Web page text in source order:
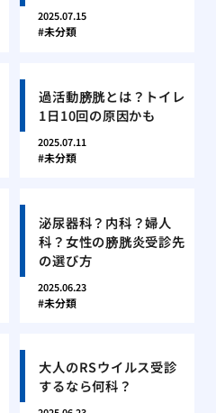
2025.07.15
未分類
過活動膀胱とは？トイレ
1日10回の原因かも
2025.07.11
未分類
泌尿器科？内科？婦人
科？女性の膀胱炎受診先
の選び方
2025.06.23
未分類
大人のRSウイルス受診
するなら何科？